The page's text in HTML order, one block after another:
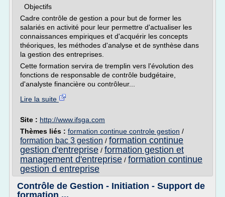
Objectifs
Cadre contrôle de gestion a pour but de former les
salariés en activité pour leur permettre d'actualiser les
connaissances empiriques et d'acquérir les concepts
théoriques, les méthodes d'analyse et de synthèse dans
la gestion des entreprises.
Cette formation servira de tremplin vers l'évolution des
fonctions de responsable de contrôle budgétaire,
d'analyste financière ou contrôleur...
Lire la suite
Site : http://www.ifsga.com
Thèmes liés : formation continue controle gestion /
formation bac 3 gestion / formation continue
gestion d'entreprise / formation gestion et
management d'entreprise / formation continue
gestion d entreprise
Contrôle de Gestion - Initiation - Support de
formation ...